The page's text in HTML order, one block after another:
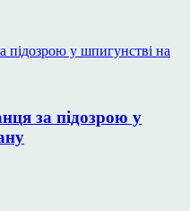
за підозрою у